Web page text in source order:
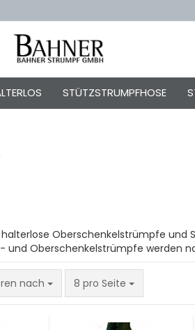
STÜTZSTRUMPFHOSE
Oberschenkelstrümpfe und
und Oberschenkelstrümpfe werden
nach 8 pro Seite